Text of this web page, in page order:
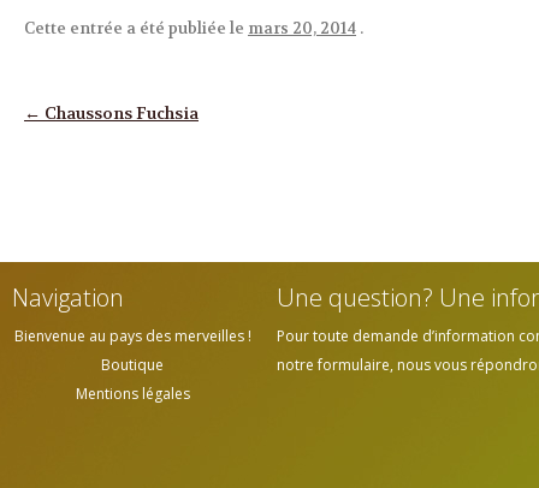
Cette entrée a été publiée le mars 20, 2014 .
Navigation des articles
← Chaussons Fuchsia
Navigation
Bienvenue au pays des merveilles !
Boutique
Mentions légales
Une question? Une
Pour toute demande d’information
notre formulaire, nous vous